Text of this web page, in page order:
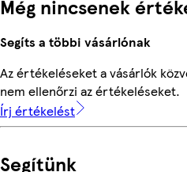
Még nincsenek
Segíts a többi vásárlónak
Az értékeléseket a vásárlók
nem ellenőrzi az értékeléseket.
Írj értékelést
Segítünk